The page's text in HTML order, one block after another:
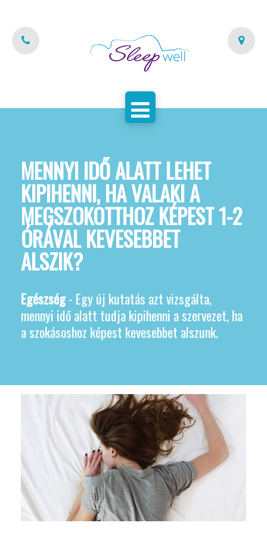
MENNYI IDŐ ALATT LEHET
KIPIHENNI, HA VALAKI A
MEGSZOKOTTHOZ KÉPEST 1-2
ÓRÁVAL KEVESEBBET
ALSZIK?
Egészség- Egy új kutatás azt vizsgálta,
mennyi idő alatt tudja kipihenni a szervezet, ha
a szokásoshoz képest kevesebbet alszunk.
FŐOLDAL
SZOLGÁLTATÁSAINK
BLOG